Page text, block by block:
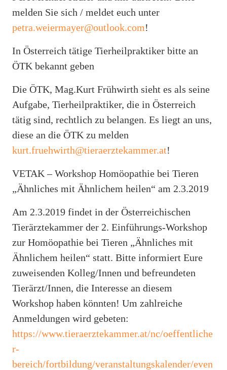
melden Sie sich / meldet euch unter
petra.weiermayer@outlook.com!
In Österreich tätige Tierheilpraktiker bitte an
ÖTK bekannt geben
Die ÖTK, Mag.Kurt Frühwirth sieht es als seine
Aufgabe, Tierheilpraktiker, die in Österreich
tätig sind, rechtlich zu belangen. Es liegt an uns,
diese an die ÖTK zu melden
kurt.fruehwirth@tieraerztekammer.at!
VETAK – Workshop Homöopathie bei Tieren
„Ähnliches mit Ähnlichem heilen“ am 2.3.2019
Am 2.3.2019 findet in der Österreichischen
Tierärztekammer der 2. Einführungs-Workshop
zur Homöopathie bei Tieren „Ähnliches mit
Ähnlichem heilen“ statt. Bitte informiert Eure
zuweisenden Kolleg/Innen und befreundeten
Tierärzt/Innen, die Interesse an diesem
Workshop haben könnten! Um zahlreiche
Anmeldungen wird gebeten:
https://www.tieraerztekammer.at/nc/oeffentliche
r-
bereich/fortbildung/veranstaltungskalender/even